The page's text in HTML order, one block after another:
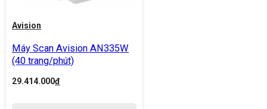
Avision
Máy Scan Avision AN335W
(40 trang/phút)
29.414.000đ